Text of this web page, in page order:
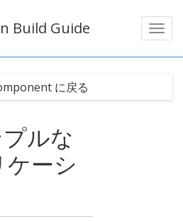
Build Guide
に戻る
ルな
ケーシ